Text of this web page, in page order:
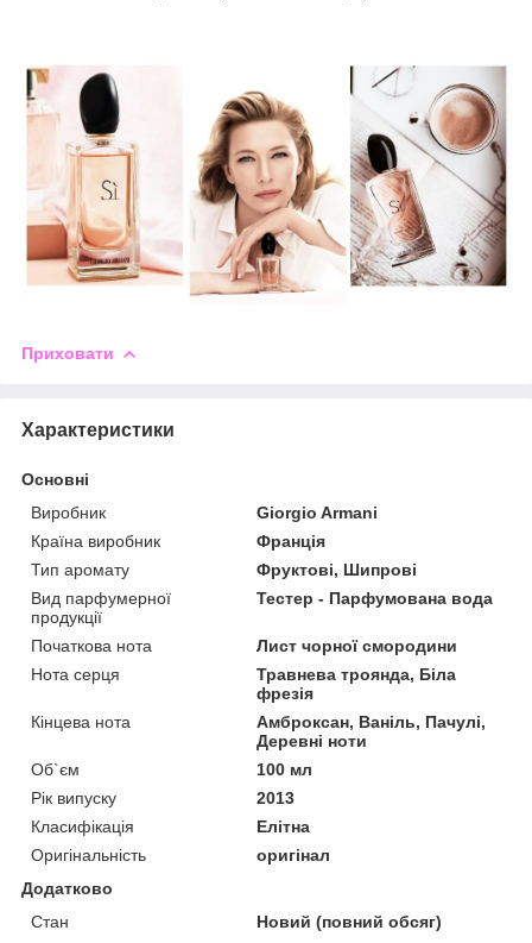
Приховати
Характеристики
Основні
Виробник
Giorgio Armani
Країна виробник
Франція
Тип аромату
Фруктові, Шипрові
Вид парфумерної
продукції
Тестер - Парфумована вода
Початкова нота
Лист чорної смородини
Нота серця
Травнева троянда, Біла
фрезія
Кінцева нота
Амброксан, Ваніль, Пачулі,
Деревні ноти
Об`єм
100 мл
Рік випуску
2013
Класифікація
Елітна
Оригінальність
оригінал
Додатково
Стан
Новий (повний обсяг)